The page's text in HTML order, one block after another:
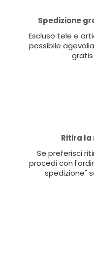
Spedizione
Escluso tele e
possibile
Ritira la
Se preferisci
procedi con
spedizione"